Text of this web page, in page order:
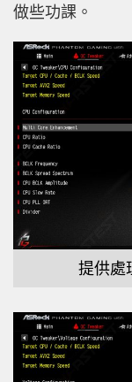
做些功課。
提供處